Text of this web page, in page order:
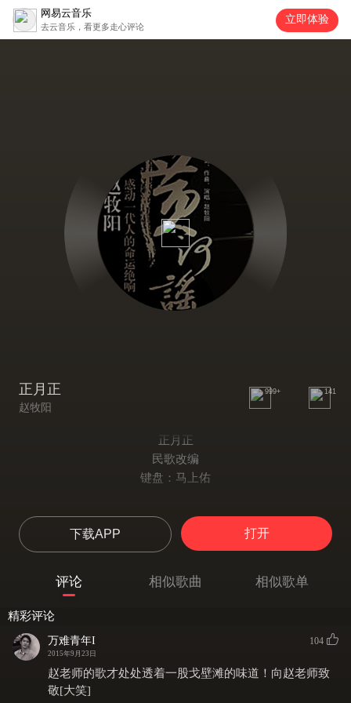
网易云音乐
去云音乐，看更多走心评论
立即体验
正月正
赵牧阳
999+ 141
正月正
民歌改编
键盘：马上佑
正月里来正月正 家家户户挂红灯
哥哥我身穿一身青
小妹妹好象是一根根葱
小妹妹好象是一根根葱
泪疙蛋蛋抛在那沙蒿蒿里
下载APP 打开
评论 相似歌曲 相似歌单
精彩评论
万难青年I
2015年9月23日
104
赵老师的歌才处处透着一股戈壁滩的味道！向赵老师致
敬[大笑]